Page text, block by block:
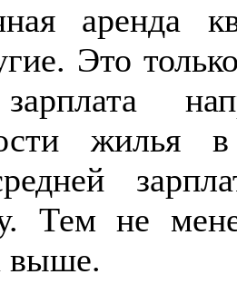
аренда
Это
жилья
Тем не
выше.